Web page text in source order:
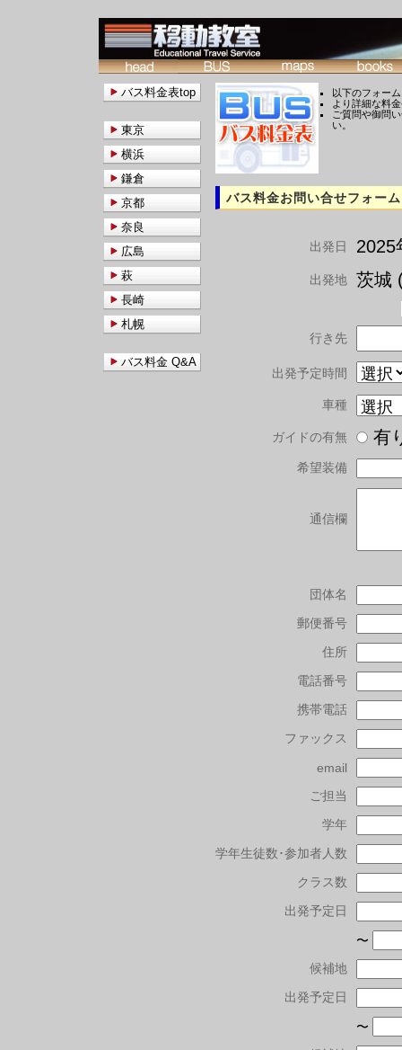
以下のフォー
より詳細な料
ご質問や御問
い。
バス料金お問い合せフォーム
出発日 2025
出発地 茨城
行き先
出発予定時間
車種
ガイドの有無
希望装備
通信欄
団体名
郵便番号
住所
電話番号
携帯電話
ファックス
email
ご担当
学年
学年生徒数･参加者人数
クラス数
出発予定日
〜
候補地
出発予定日
〜
バス料金表top
東京
横浜
鎌倉
京都
奈良
広島
萩
長崎
札幌
バス料金 Q&A